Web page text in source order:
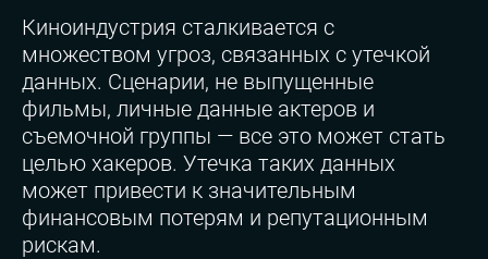
Киноиндустрия сталкивается с
множеством угроз, связанных с утечкой
данных. Сценарии, не выпущенные
фильмы, личные данные актеров и
съемочной группы — все это может стать
целью хакеров. Утечка таких данных
может привести к значительным
финансовым потерям и репутационным
рискам.